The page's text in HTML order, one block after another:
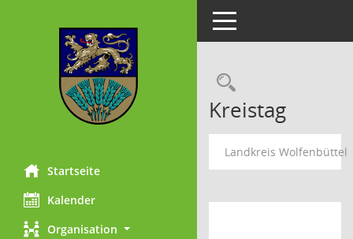
Startseite
Kalender
Organisation
Toggle navigation
Kreistag
Landkreis Wolfenbüttel